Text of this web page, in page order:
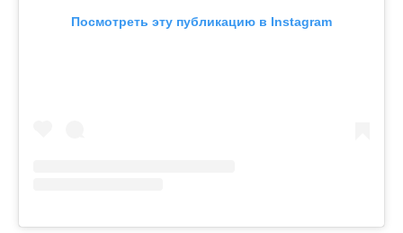
Посмотреть эту публикацию в Instagram